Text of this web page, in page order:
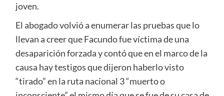
joven.
El abogado volvió a enumerar las pruebas que lo
llevan a creer que Facundo fue víctima de una
desaparición forzada y contó que en el marco de la
causa hay testigos que dijeron haberlo visto
“tirado” en la ruta nacional 3 “muerto o